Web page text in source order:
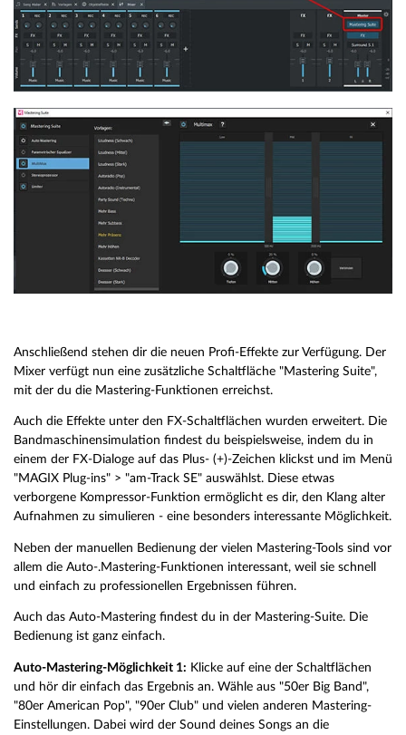
Anschließend stehen dir die neuen Profi-Effekte zur Verfügung. Der
Mixer verfügt nun eine zusätzliche Schaltfläche "Mastering Suite",
mit der du die Mastering-Funktionen erreichst.
Auch die Effekte unter den FX-Schaltflächen wurden erweitert. Die
Bandmaschinensimulation findest du beispielsweise, indem du in
einem der FX-Dialoge auf das Plus- (+)-Zeichen klickst und im Menü
"MAGIX Plug-ins" > "am-Track SE" auswählst. Diese etwas
verborgene Kompressor-Funktion ermöglicht es dir, den Klang alter
Aufnahmen zu simulieren - eine besonders interessante Möglichkeit.
Neben der manuellen Bedienung der vielen Mastering-Tools sind vor
allem die Auto-.Mastering-Funktionen interessant, weil sie schnell
und einfach zu professionellen Ergebnissen führen.
Auch das Auto-Mastering findest du in der Mastering-Suite. Die
Bedienung ist ganz einfach.
Auto-Mastering-Möglichkeit 1: Klicke auf eine der Schaltflächen
und hör dir einfach das Ergebnis an. Wähle aus "50er Big Band",
"80er American Pop", "90er Club" und vielen anderen Mastering-
Einstellungen. Dabei wird der Sound deines Songs an die